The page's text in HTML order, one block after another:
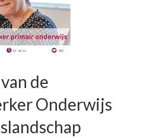
de
Onderwijs